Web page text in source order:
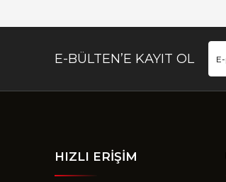
E-BÜLTEN’E KAYIT OL
HIZLI ERİŞİM